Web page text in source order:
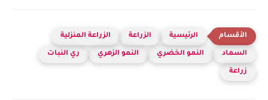
الرئيسية الزراعة الزراعة المنزلية
السماد النمو الخضري النمو الزهري ري النبات
زراعة